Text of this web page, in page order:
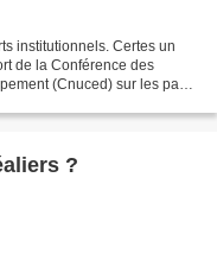
institutionnels. Certes un
de la Conférence des
(Cnuced) sur les pays
?